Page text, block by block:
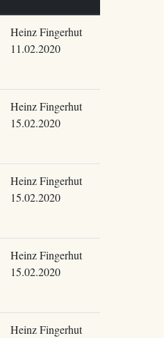
Heinz Fingerhut
11.02.2020
Heinz Fingerhut
15.02.2020
Heinz Fingerhut
15.02.2020
Heinz Fingerhut
15.02.2020
Heinz Fingerhut